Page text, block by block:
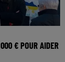
€ POUR AIDER